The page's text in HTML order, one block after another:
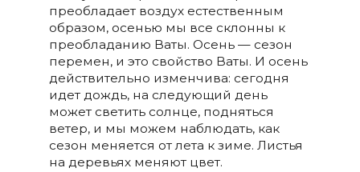
преобладает воздух естественным
образом, осенью мы все склонны к
преобладанию Ваты. Осень — сезон
перемен, и это свойство Ваты. И осень
действительно изменчива: сегодня
идет дождь, на следующий день
может светить солнце, подняться
ветер, и мы можем наблюдать, как
сезон меняется от лета к зиме. Листья
на деревьях меняют цвет.